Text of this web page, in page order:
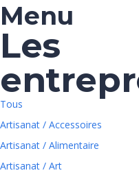
Menu
Les
Tous
Artisanat / Accessoires
Artisanat / Alimentaire
Artisanat / Art